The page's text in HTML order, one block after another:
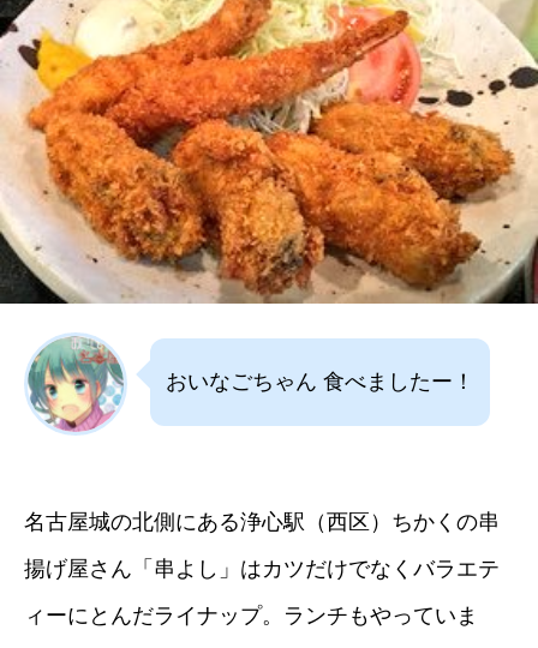
おいなごちゃん 食べましたー！
名古屋城の北側にある浄心駅（西区）ちかくの串
揚げ屋さん「串よし」はカツだけでなくバラエテ
ィーにとんだライナップ。ランチもやっていま